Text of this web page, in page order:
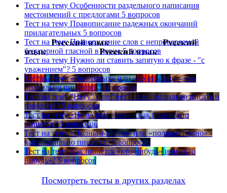
Тест на тему Особенности раздельного написания
местоимений с предлогами 5 вопросов
Тест на тему Правописание падежных окончаний
прилагательных 5 вопросов
Тест на тему Правописание слов с непроверяемой
безударной гласной в корне 5 вопросов
Тест на тему Нужно ли ставить запятую к фразе - "с
уважением"? 5 вопросов
Тест на тему «Во-вторых» или «во вторых» – как
правильно пишется? 5 вопросов
Тест на тему "Нету" или "нет" - как правильно писать и
говорить? 5 вопросов
Тест на тему «Не я» или «нея» – как правильно
пишется? 5 вопросов
Тест на тему «Полным-полно» или «полным полно» -
как правильно пишется? 5 вопросов
Тест на тему Как пишется «кто-нибудь» или «кто
нибудь»? 5 вопросов
Посмотреть тесты в других разделах